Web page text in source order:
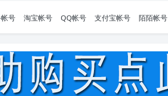
号 淘宝帐号 QQ帐号 支付宝帐号 陌陌帐号